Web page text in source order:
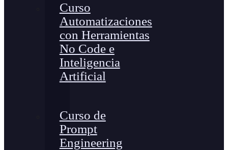
Curso
Automatizaciones
con Herramientas
No Code e
Inteligencia
Artificial
Curso de
Prompt
Engineering